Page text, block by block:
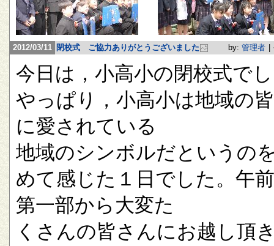
2012/03/11 閉校式 ご協力ありがとうございました by: 管理者
今日は，小高小の閉校式で
やっぱり，小高小は地域の
に愛されている
地域のシンボルだというの
めて感じた１日でした。午
第一部から大変た
くさんの皆さんにお越し頂